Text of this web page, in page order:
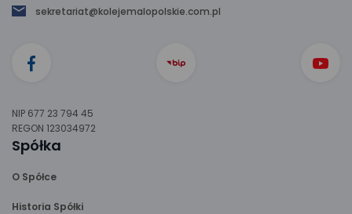
sekretariat@kolejemalopolskie.com.pl
NIP 677 23 794 45
REGON 123034972
Spółka
O Spółce
Historia Spółki